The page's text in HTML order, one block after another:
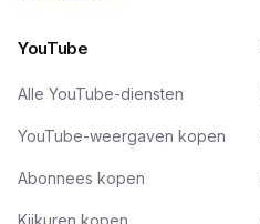
YouTube
Alle YouTube-diensten
YouTube-weergaven kopen
Abonnees kopen
Kijkuren kopen